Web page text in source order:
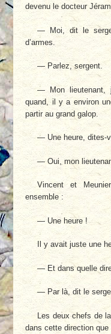
devenu le docteur
— Moi, dit le
d’armes.
— Parlez, sergent.
— Mon lieutenant,
quand, il y a environ
partir au grand galop.
— Une heure, dites-
— Oui, mon
Vincent et
ensemble :
— Une heure !
Il y avait juste une
— Et dans quelle
— Par là, dit le
Les deux chefs de
dans cette direction